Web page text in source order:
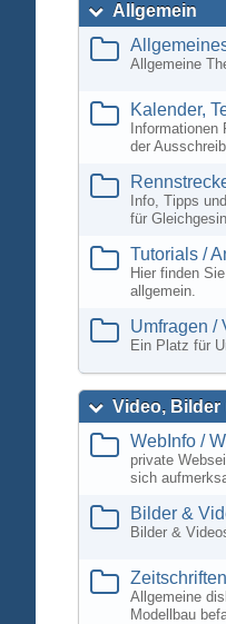
Allgemein
Allgemeine
Kalender,
der
Info, Tipps
für
Tutorials /
Hier finden
allgemein.
Umfragen /
Ein Platz für
Video, Bilder
WebInfo /
private
sich
Bilder &
Bilder &
Allgemeine
Modellbau